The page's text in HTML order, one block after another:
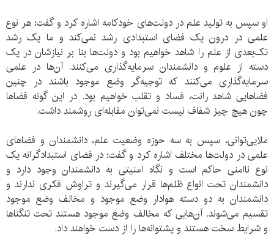
او سپس به تولید علم در دولت‌های خودکامه اشاره کرد و گفت: هر نوع
علمی در درون یک فضای استبدادی رشد نمی‌کند و ما یک رشد
تک‌بعدی از علم را شاهد خواهیم بود و دولت‌ها بنا بر نیازشان در یک
دسته از علوم و دانشمندان سرمایه‌گذاری می‌کنند. آن‌ها در علمی
سرمایه‌گذاری می‌کنند که توجیه‌گر وضع موجود باشند در چنین
فضاهایی شاهد رانت، فساد و تقلب خواهیم بود. در این گونه فضاها
چون هیچ چیز شفاف نیست نمی‌توان مقابله‌ای روشمند داشت.
ملایی‌توانی، سپس به سه حوزه وضعیت علم، دانشمندان و فضاهای
علمی در دولت‌ها مختلف اشاره کرد و گفت: در فضای استبدادگرانه یک
نوع ناامنی حاکم است و نگاه امنیتی به دانشمندان وجود دارد و
دانشمندان تحت انواع ظلم‌ها قرار می‌گیرند و تراوش فکری ندارند و
دانشمندان به دو دسته هوادار وضع موجود و مخالف وضع موجود
تقسیم می‌شوند. آن‌هایی که مخالف وضع موجود هستند تحت تنگناها
و شرایط سخت هستند و پشتوانه‌ها را از دست خواهند داد.